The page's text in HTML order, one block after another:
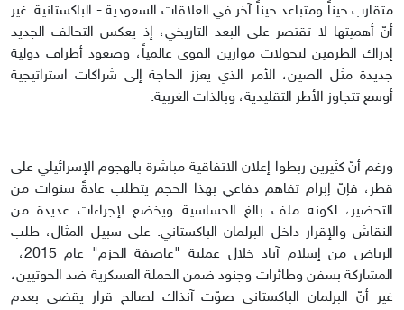
متقارب حيناً ومتباعد حيناً آخر في العلاقات السعودية - الباكستانية. غير
أنّ أهميتها لا تقتصر على البعد التاريخي، إذ يعكس التحالف الجديد
إدراك الطرفين لتحولات موازين القوى عالمياً، وصعود أطراف دولية
جديدة مثل الصين، الأمر الذي يعزز الحاجة إلى شراكات استراتيجية
أوسع تتجاوز الأطر التقليدية، وبالذات الغربية.
ورغم أنّ كثيرين ربطوا إعلان الاتفاقية مباشرة بالهجوم الإسرائيلي على
قطر، فإنّ إبرام تفاهم دفاعي بهذا الحجم يتطلب عادةً سنوات من
التحضير، لكونه ملف بالغ الحساسية ويخضع لإجراءات عديدة من
النقاش والإقرار داخل البرلمان الباكستاني. على سبيل المثال، طلب
الرياض من إسلام آباد خلال عملية "عاصفة الحزم" عام 2015،
المشاركة بسفن وطائرات وجنود ضمن الحملة العسكرية ضد الحوثيين،
غير أنّ البرلمان الباكستاني صوّت آنذاك لصالح قرار يقضي بعدم